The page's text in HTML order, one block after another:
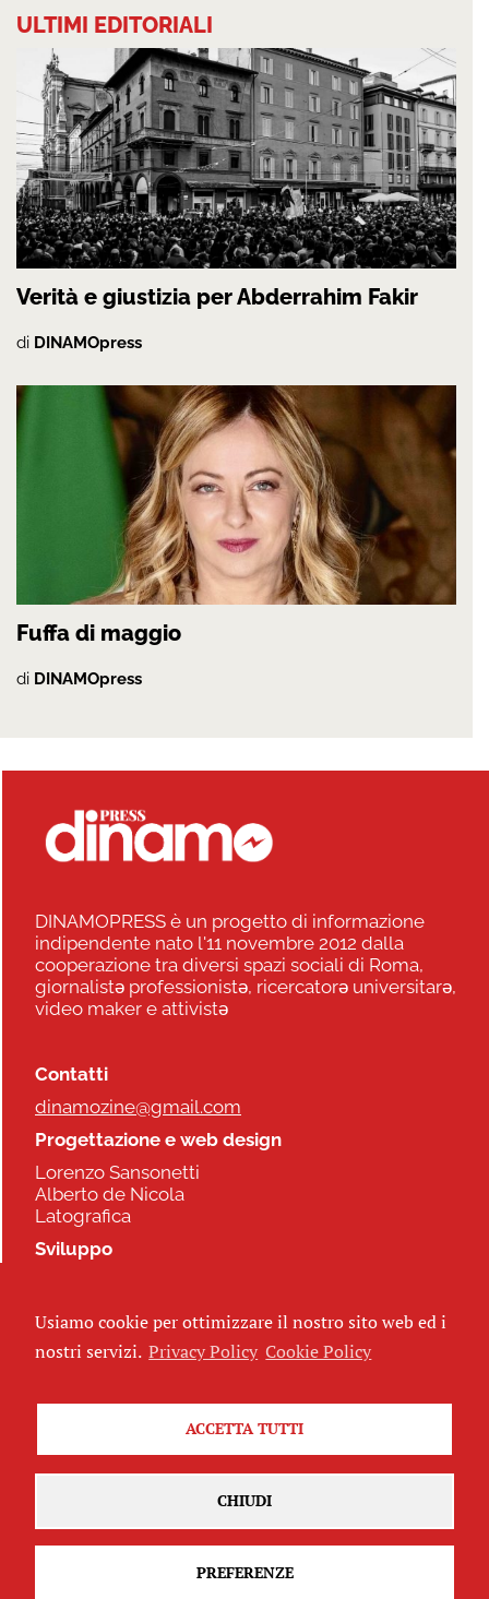
ULTIMI EDITORIALI
Verità e giustizia per Abderrahim Fakir
di DINAMOpress
Fuffa di maggio
di DINAMOpress
DINAMOPRESS è un progetto di informazione
indipendente nato l'11 novembre 2012 dalla
cooperazione tra diversi spazi sociali di Roma,
giornalistə professionistə, ricercatorə universitarə,
video maker e attivistə
Contatti
dinamozine@gmail.com
Progettazione e web design
Lorenzo Sansonetti
Alberto de Nicola
Latografica
Sviluppo
Seguici
Attribuzione - Non commerciale - Non opere derivate 2.5 Italia
Usiamo cookie per ottimizzare il nostro sito web ed i
nostri servizi. Privacy Policy Cookie Policy
ACCETTA TUTTI
CHIUDI
PREFERENZE